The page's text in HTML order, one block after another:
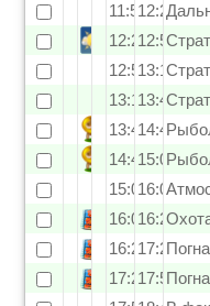
11:5512:20
12:2012:50
12:5013:15
13:1513:45
13:4514:40
14:4015:05
15:0516:00
16:0016:25
16:2517:20
17:2017:55